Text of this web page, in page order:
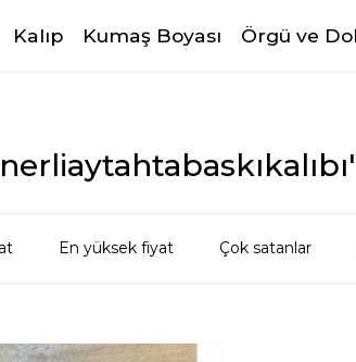
Kalıp Kumaş Boyası Örgü ve
En yüksek fiyat Çok satanlar